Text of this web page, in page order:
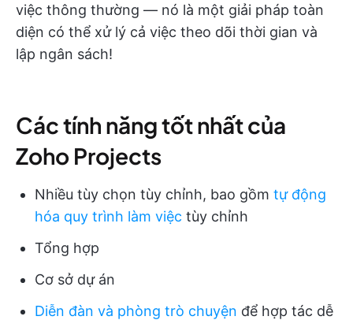
việc thông thường — nó là một giải pháp toàn
diện có thể xử lý cả việc theo dõi thời gian và
lập ngân sách!
Các tính năng tốt nhất của
Zoho Projects
Nhiều tùy chọn tùy chỉnh, bao gồm tự động
hóa quy trình làm việc tùy chỉnh
Tổng hợp
Cơ sở dự án
Diễn đàn và phòng trò chuyện để hợp tác dễ